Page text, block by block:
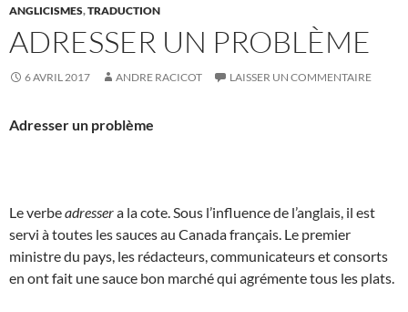
ANGLICISMES,TRADUCTION
ADRESSER UN PROBLÈME
6 AVRIL 2017 ANDRE RACICOT LAISSER UN COMMENTAIRE
Adresser un problème
Le verbeadressera la cote. Sous l’influence de l’anglais, il est
servi à toutes les sauces au Canada français. Le premier
ministre du pays, les rédacteurs, communicateurs et consorts
en ont fait une sauce bon marché qui agrémente tous les plats.